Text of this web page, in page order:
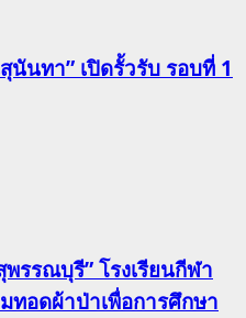
นันทา” เปิดรั้วรับ รอบที่ 1
รรณบุรี” โรงเรียนกีฬา
ทอดผ้าป่าเพื่อการศึกษา